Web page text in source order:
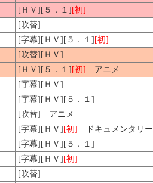
[ＨＶ][５．１][初]
[吹替]
[字幕][ＨＶ][５．１][初]
[吹替][ＨＶ]
[ＨＶ][５．１][初] アニメ
[字幕][ＨＶ]
[字幕][ＨＶ][５．１]
[吹替] アニメ
[字幕][ＨＶ][初] ドキュメンタリー
[字幕][ＨＶ][５．１]
[字幕][ＨＶ][初]
[吹替]